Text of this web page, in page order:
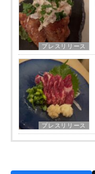
プレスリリース
プレスリリース